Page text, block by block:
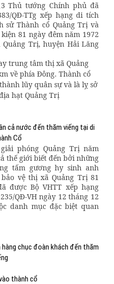
Thủ tướng Chính phủ đã
QĐ-TTg xếp hạng di tích
sử Thành cổ Quảng Trị và
81 ngày đêm năm 1972
Trị, huyện Hải Lăng
trung tâm thị xã Quảng
về phía Ðông. Thành cổ
lũy quân sự và là lỵ sở
hạt Quảng Trị
cả nước đến thăm viếng tại di
Cổ
phóng Quảng Trị năm
thế giới biết đến bởi những
tấm gương hy sinh anh
vệ thị xã Quảng Trị 81
được Bộ VHTT xếp hạng
QÐ-VH ngày 12 tháng 12
danh mục đặc biệt quan
chục đoàn khách đến thăm
thành cổ